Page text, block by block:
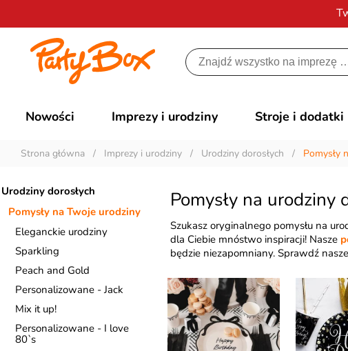
Nowości Imprezy i urodziny Stroje i dodatki
Strona główna / Imprezy i urodziny / Urodziny dorosłych / Pomysły
Pomysły na urodziny
Szukasz oryginalnego pomysłu na
dla Ciebie mnóstwo inspiracji! Nasze
będzie niezapomniany. Sprawdź
Urodziny dorosłych
Pomysły na Twoje urodziny
Eleganckie urodziny
Sparkling
Peach and Gold
Personalizowane - Jack
Mix it up!
Personalizowane - I love
80`s